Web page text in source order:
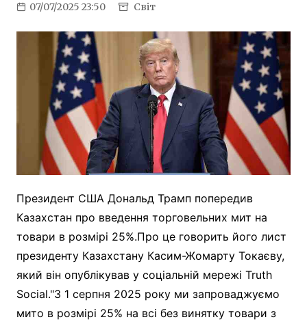
07/07/2025 23:50 Світ
Президент США Дональд Трамп попередив
Казахстан про введення торговельних мит на
товари в розмірі 25%.Про це говорить його лист
президенту Казахстану Касим-Жомарту Токаєву,
який він опублікував у соціальній мережі Truth
Social."З 1 серпня 2025 року ми запроваджуємо
мито в розмірі 25% на всі без винятку товари з